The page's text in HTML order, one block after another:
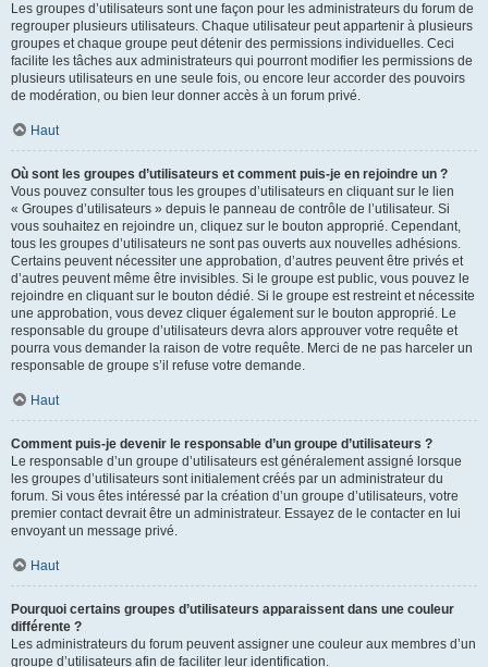
Les groupes d’utilisateurs sont une façon pour les administrateurs du forum de
regrouper plusieurs utilisateurs. Chaque utilisateur peut appartenir à plusieurs
groupes et chaque groupe peut détenir des permissions individuelles. Ceci
facilite les tâches aux administrateurs qui pourront modifier les permissions de
plusieurs utilisateurs en une seule fois, ou encore leur accorder des pouvoirs
de modération, ou bien leur donner accès à un forum privé.
Haut
Où sont les groupes d’utilisateurs et comment puis-je en rejoindre un ?
Vous pouvez consulter tous les groupes d’utilisateurs en cliquant sur le lien
« Groupes d’utilisateurs » depuis le panneau de contrôle de l’utilisateur. Si
vous souhaitez en rejoindre un, cliquez sur le bouton approprié. Cependant,
tous les groupes d’utilisateurs ne sont pas ouverts aux nouvelles adhésions.
Certains peuvent nécessiter une approbation, d’autres peuvent être privés et
d’autres peuvent même être invisibles. Si le groupe est public, vous pouvez le
rejoindre en cliquant sur le bouton dédié. Si le groupe est restreint et nécessite
une approbation, vous devez cliquer également sur le bouton approprié. Le
responsable du groupe d’utilisateurs devra alors approuver votre requête et
pourra vous demander la raison de votre requête. Merci de ne pas harceler un
responsable de groupe s’il refuse votre demande.
Haut
Comment puis-je devenir le responsable d’un groupe d’utilisateurs ?
Le responsable d’un groupe d’utilisateurs est généralement assigné lorsque
les groupes d’utilisateurs sont initialement créés par un administrateur du
forum. Si vous êtes intéressé par la création d’un groupe d’utilisateurs, votre
premier contact devrait être un administrateur. Essayez de le contacter en lui
envoyant un message privé.
Haut
Pourquoi certains groupes d’utilisateurs apparaissent dans une couleur
différente ?
Les administrateurs du forum peuvent assigner une couleur aux membres d’un
groupe d’utilisateurs afin de faciliter leur identification.